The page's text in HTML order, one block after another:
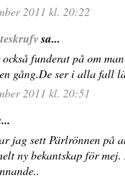
2011 kl. 20:22
sa...
funderat på om
gång.De ser i alla fall
2011 kl. 20:51
jag sett Pärlrönnen på
ny bekantskap för mej.